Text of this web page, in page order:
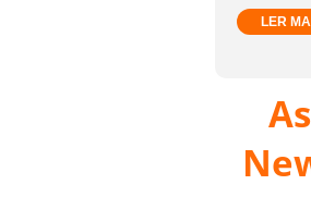
LER